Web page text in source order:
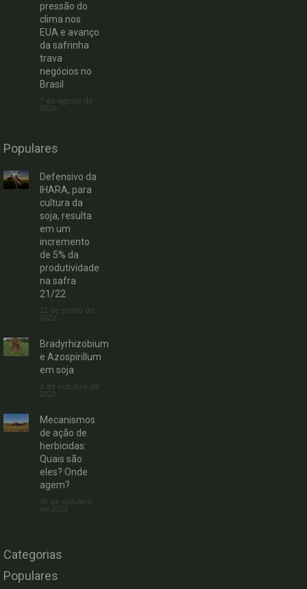
pressão do
clima nos
EUA e avanço
da safrinha
trava
negócios no
Brasil
7 de agosto de
2026
Populares
Defensivo da
IHARA, para
cultura da
soja, resulta
em um
incremento
de 5% da
produtividade
na safra
21/22
22 de junho de
2022
Bradyrhizobium
e Azospirillum
em soja
3 de outubro de
2023
Mecanismos
de ação de
herbicidas:
Quais são
eles? Onde
agem?
30 de outubro
de 2023
Categorias
Populares